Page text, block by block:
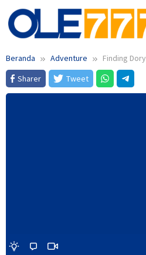
Loncat
ke
konten
Beranda Adventure
Finding Dory
Sharer
Tweet